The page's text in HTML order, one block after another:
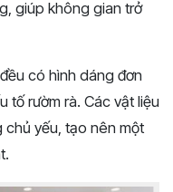
giúp không gian trở
có hình dáng đơn
tố rườm rà. Các vật liệu
chủ yếu, tạo nên một